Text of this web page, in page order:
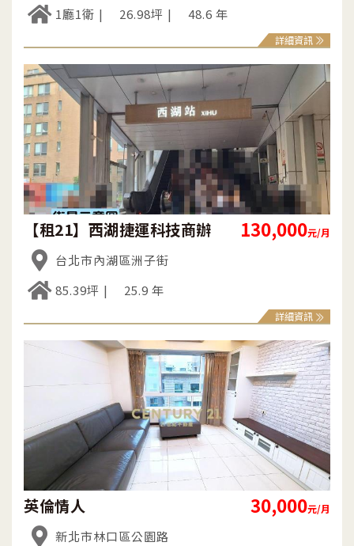
1廳1衛
26.98坪 48.6 年
詳細資訊
【租21】西湖捷運科技商辦 130,000元/月
台北市內湖區洲子街
85.39坪
25.9 年
詳細資訊
英倫情人 30,000元/月
新北市林口區公園路